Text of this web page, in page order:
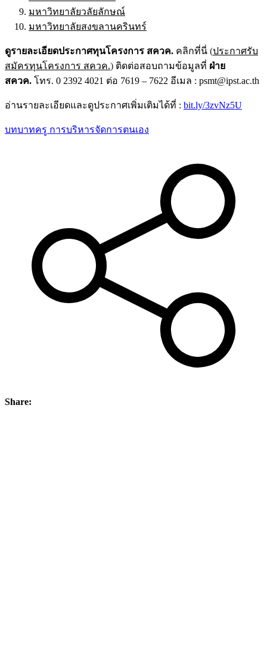
มหาวิทยาลัยวลัยลักษณ์
มหาวิทยาลัยสงขลานครินทร์
ดูรายละเอียดประกาศทุนโครงการ สควค. คลิกที่นี่ (ประกาศรับ
สมัครทุนโครงการ สควค.) ติดต่อสอบถามข้อมูลที่ ฝ่าย
สควค. โทร. 0 2392 4021 ต่อ 7619 – 7622 อีเมล : psmt@ipst.ac.th
อ่านรายละเอียดและดูประกาศเพิ่มเติมได้ที่ : bit.ly/3zvNz5U
บทบาทครู การบริหารจัดการตนเอง
Share: